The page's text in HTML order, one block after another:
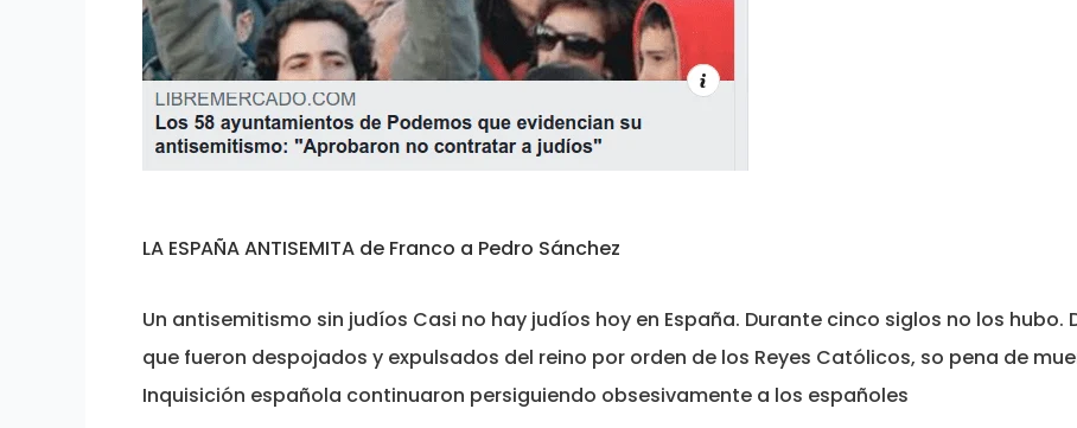
LA ESPAÑA ANTISEMITA de Franco a Pedro Sánchez
Un antisemitismo sin judíos Casi no hay judíos hoy en España. Durante cinco siglos no los hubo.
que fueron despojados y expulsados del reino por orden de los Reyes Católicos, so pena de
Inquisición española continuaron persiguiendo obsesivamente a los españoles